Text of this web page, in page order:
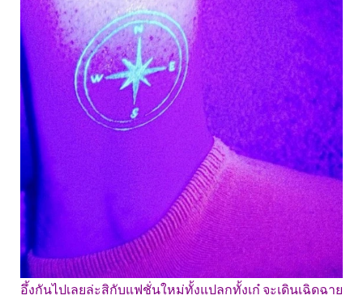
อึ้งกันไปเลยล่ะสิกับแฟชั่นใหม่ทั้งแปลกทั้งเก๋ จะเดินเฉิดฉาย